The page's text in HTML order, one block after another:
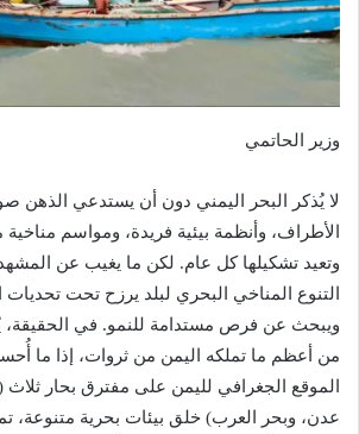
وزير الحاتمي
لا يُذكر البحر اليمني دون أن يستدعي الذهن
الأطراف، وأنظمة بيئية فريدة، ومواسم مناخية
وتعيد تشكيلها كل عام. لكن ما يغيب عن المشهد
التنوع المناخي البحري لبلد يرزح تحت تحديات
ويبحث عن فرص مستدامة للنمو. في الحقيقة،
من أعظم ما تملكه اليمن من ثروات، إذا ما
الموقع الجغرافي لليمن على مفترق بحار ثلاث
عدن، وبحر العرب) خلق بيئات بحرية متنوعة،